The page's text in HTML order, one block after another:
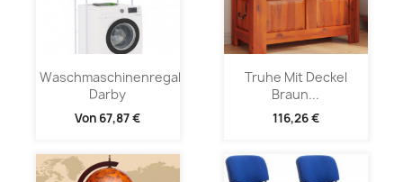
Waschmaschinenregal
Darby
Von 67,87 €
Truhe Mit Deckel
Braun...
116,26 €